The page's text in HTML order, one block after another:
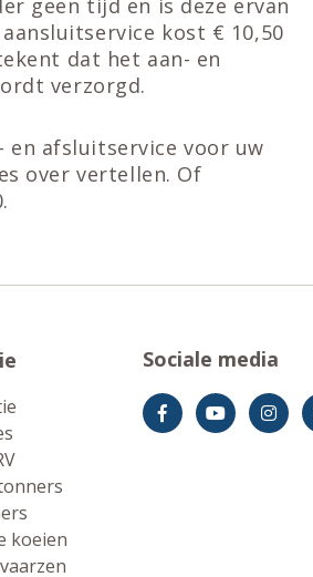
geen tijd en is deze ervan
kost € 10,50
dat het aan- en
verzorgd.
en afsluitservice voor uw
over vertellen. Of
koeien
Sociale media